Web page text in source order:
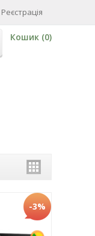
Реєстрація
Кошик (0)
-3%